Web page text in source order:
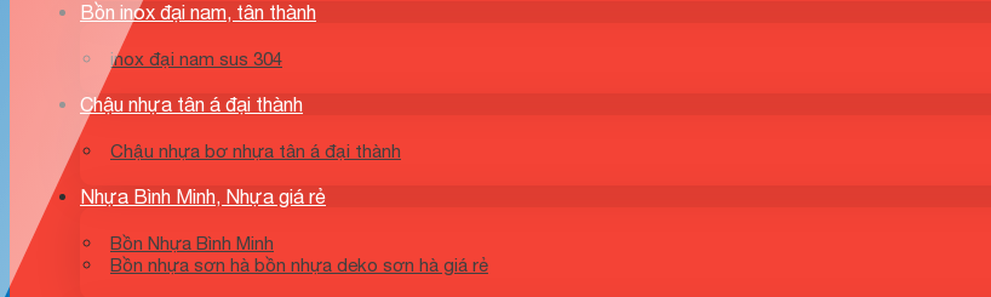
Bồn inox đại nam, tân thành
inox đại nam sus 304
Chậu nhựa tân á đại thành
Chậu nhựa bơ nhựa tân á đại thành
Nhựa Bình Minh, Nhựa giá rẻ
Bồn Nhựa Bình Minh
Bồn nhựa sơn hà bồn nhựa deko sơn hà giá rẻ